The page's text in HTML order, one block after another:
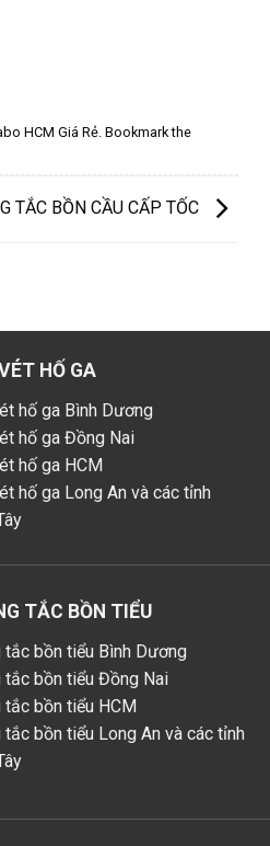
HCM Giá Rẻ. Bookmark the
TẮC BỒN CẦU CẤP TỐC
HỐ GA
hố ga Bình Dương
hố ga Đồng Nai
hố ga HCM
hố ga Long An và các tỉnh
TẮC BỒN TIỂU
tắc bồn tiểu Bình Dương
tắc bồn tiểu Đồng Nai
tắc bồn tiểu HCM
tắc bồn tiểu Long An và các tỉnh